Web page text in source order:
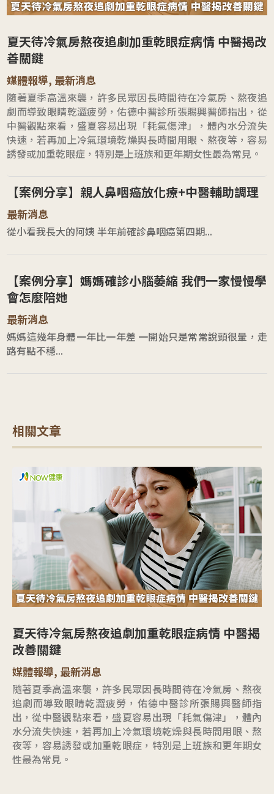
夏天待冷氣房熬夜追劇加重乾眼症病情 中醫揭改
善關鍵
媒體報導, 最新消息
隨著夏季高溫來襲，許多民眾因長時間待在冷氣房、熬夜追
劇而導致眼睛乾澀疲勞，佑德中醫診所張賜興醫師指出，從
中醫觀點來看，盛夏容易出現「耗氣傷津」，體內水分流失
快速，若再加上冷氣環境乾燥與長時間用眼、熬夜等，容易
誘發或加重乾眼症，特別是上班族和更年期女性最為常見。
【案例分享】親人鼻咽癌放化療+中醫輔助調理
最新消息
從小看我長大的阿姨 半年前確診鼻咽癌第四期...
【案例分享】媽媽確診小腦萎縮 我們一家慢慢學
會怎麼陪她
最新消息
媽媽這幾年身體一年比一年差 一開始只是常常說頭很暈，走
路有點不穩...
相關文章
夏天待冷氣房熬夜追劇加重乾眼症病情 中醫揭
改善關鍵
媒體報導, 最新消息
隨著夏季高溫來襲，許多民眾因長時間待在冷氣房、熬夜
追劇而導致眼睛乾澀疲勞，佑德中醫診所張賜興醫師指
出，從中醫觀點來看，盛夏容易出現「耗氣傷津」，體內
水分流失快速，若再加上冷氣環境乾燥與長時間用眼、熬
夜等，容易誘發或加重乾眼症，特別是上班族和更年期女
性最為常見。